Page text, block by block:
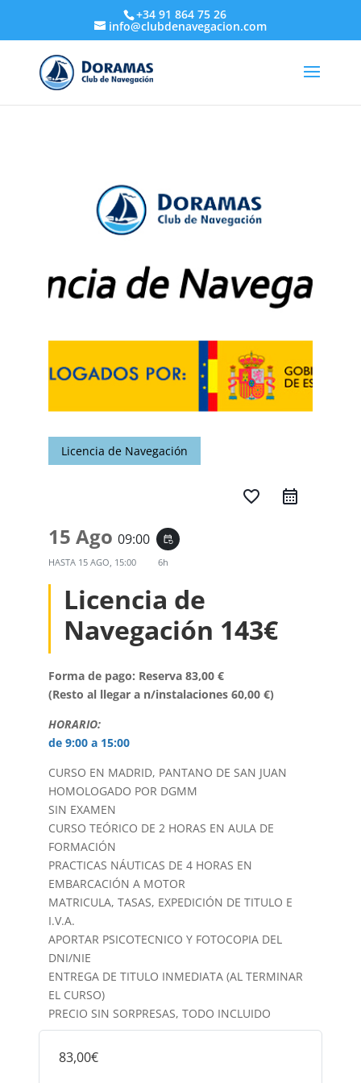
+34 91 864 75 26
info@clubdenavegacion.com
Licencia de Navegación
favorite_border
15 Ago 09:00 event_repeat
HASTA 15 AGO, 15:00 6h
Licencia de
Navegación 143€
Forma de pago: Reserva 83,00 €
(Resto al llegar a n/instalaciones 60,00 €)
HORARIO:
de 9:00 a 15:00
CURSO EN MADRID, PANTANO DE SAN JUAN
HOMOLOGADO POR DGMM
SIN EXAMEN
CURSO TEÓRICO DE 2 HORAS EN AULA DE
FORMACIÓN
PRACTICAS NÁUTICAS DE 4 HORAS EN
EMBARCACIÓN A MOTOR
MATRICULA, TASAS, EXPEDICIÓN DE TITULO E
I.V.A.
APORTAR PSICOTECNICO Y FOTOCOPIA DEL
DNI/NIE
ENTREGA DE TITULO INMEDIATA (AL TERMINAR
EL CURSO)
PRECIO SIN SORPRESAS, TODO INCLUIDO
83,00€